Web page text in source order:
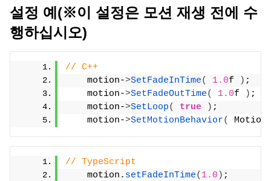
설정 예(※이 설정은 모션 재생 전에 수
행하십시오)
// C++
    motion-
>SetFadeInTime( 1.0f ) ;
    motion-
>SetFadeOutTime( 1.0f ) ;
    motion-
>SetLoop( true ) ;
    motion-
>SetMotionBehavior(
// TypeScript
    motion.
setFadeInTime( 1.0 ) ;